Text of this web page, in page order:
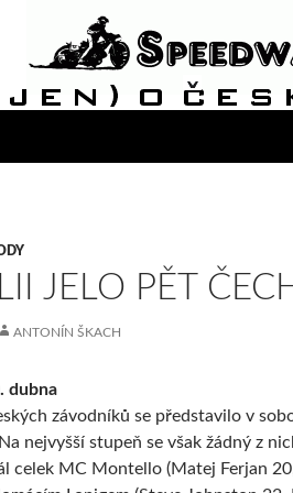
JELO PĚT
ANTONÍN ŠKACH
dubna
závodníků se představilo v
nejvyšší stupeň se však žádný z
celek MC Montello (Matej Ferjan